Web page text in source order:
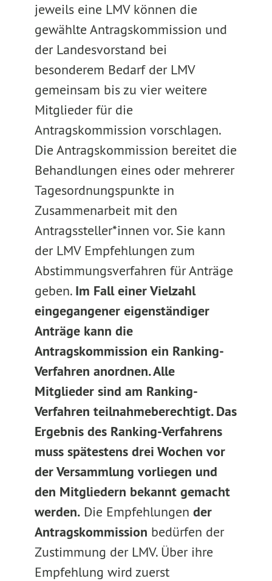
jeweils eine LMV können die
gewählte Antragskommission und
der Landesvorstand bei
besonderem Bedarf der LMV
gemeinsam bis zu vier weitere
Mitglieder für die
Antragskommission vorschlagen.
Die Antragskommission bereitet die
Behandlungen eines oder mehrerer
Tagesordnungspunkte in
Zusammenarbeit mit den
Antragssteller*innen vor. Sie kann
der LMV Empfehlungen zum
Abstimmungsverfahren für Anträge
geben. Im Fall einer Vielzahl
eingegangener eigenständiger
Anträge kann die
Antragskommission ein Ranking-
Verfahren anordnen. Alle
Mitglieder sind am Ranking-
Verfahren teilnahmeberechtigt. Das
Ergebnis des Ranking-Verfahrens
muss spätestens drei Wochen vor
der Versammlung vorliegen und
den Mitgliedern bekannt gemacht
werden.Die Empfehlungen der
Antragskommission bedürfen der
Zustimmung der LMV. Über ihre
Empfehlung wird zuerst